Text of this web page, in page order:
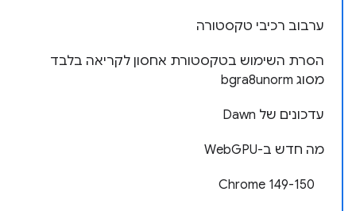
ערבוב רכיבי טקסטורה
הסרת השימוש בטקסטורת אחסון לקריאה בלבד
מסוג bgra8unorm
עדכונים של Dawn
מה חדש ב-WebGPU
‫Chrome 149-150